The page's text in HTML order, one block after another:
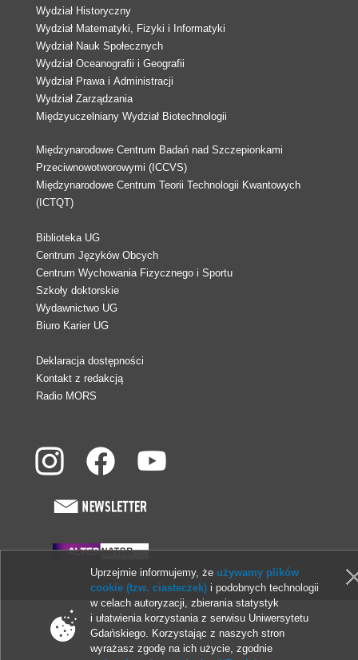
Wydział Historyczny
Wydział Matematyki, Fizyki i Informatyki
Wydział Nauk Społecznych
Wydział Oceanografii i Geografii
Wydział Prawa i Administracji
Wydział Zarządzania
Międzyuczelniany Wydział Biotechnologii
Międzynarodowe Centrum Badań nad Szczepionkami
Przeciwnowotworowymi (ICCVS)
Międzynarodowe Centrum Teorii Technologii Kwantowych
(ICTQT)
Biblioteka UG
Centrum Języków Obcych
Centrum Wychowania Fizycznego i Sportu
Szkoły doktorskie
Wydawnictwo UG
Biuro Karier UG
Deklaracja dostępności
Kontakt z redakcją
Radio MORS
© 2013-2026 Uniwersytet Gdański
Uprzejmie informujemy, że używamy plików
cookie (tzw. ciasteczek) i podobnych technologii
w celach autoryzacji, zbierania statystyk
i ułatwienia korzystania z serwisu Uniwersytetu
Gdańskiego. Korzystając z naszych stron
wyrażasz zgodę na ich użycie, zgodnie